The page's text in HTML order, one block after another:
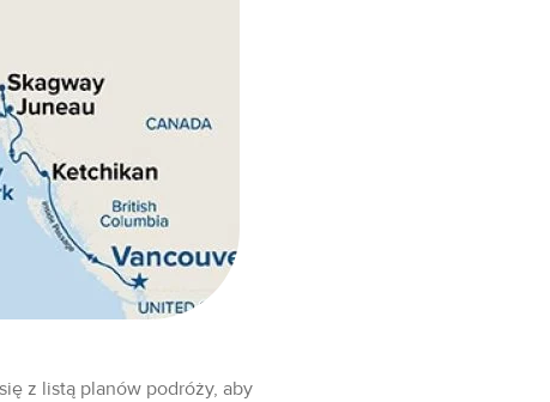
z listą planów podróży, aby